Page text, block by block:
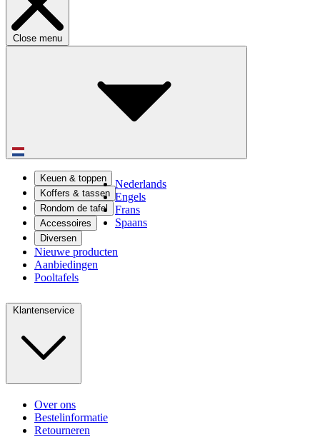
Close menu
Nederlands
Engels
Frans
Spaans
Keuen & toppen
Koffers & tassen
Rondom de tafel
Accessoires
Diversen
Nieuwe producten
Aanbiedingen
Pooltafels
Klantenservice
Over ons
Bestelinformatie
Retourneren